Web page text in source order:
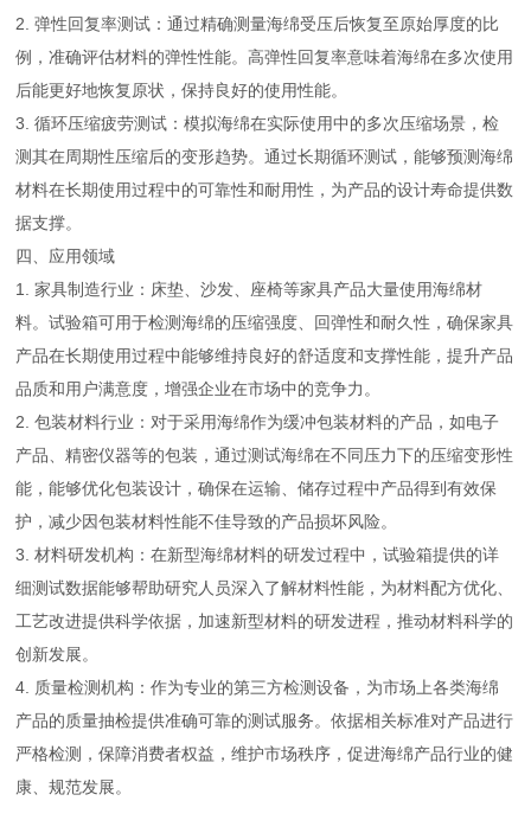
2. 弹性回复率测试：通过精确测量海绵受压后恢复至原始厚度的比
例，准确评估材料的弹性性能。高弹性回复率意味着海绵在多次使用
后能更好地恢复原状，保持良好的使用性能。
3. 循环压缩疲劳测试：模拟海绵在实际使用中的多次压缩场景，检
测其在周期性压缩后的变形趋势。通过长期循环测试，能够预测海绵
材料在长期使用过程中的可靠性和耐用性，为产品的设计寿命提供数
据支撑。
四、应用领域
1. 家具制造行业：床垫、沙发、座椅等家具产品大量使用海绵材
料。试验箱可用于检测海绵的压缩强度、回弹性和耐久性，确保家具
产品在长期使用过程中能够维持良好的舒适度和支撑性能，提升产品
品质和用户满意度，增强企业在市场中的竞争力。
2. 包装材料行业：对于采用海绵作为缓冲包装材料的产品，如电子
产品、精密仪器等的包装，通过测试海绵在不同压力下的压缩变形性
能，能够优化包装设计，确保在运输、储存过程中产品得到有效保
护，减少因包装材料性能不佳导致的产品损坏风险。
3. 材料研发机构：在新型海绵材料的研发过程中，试验箱提供的详
细测试数据能够帮助研究人员深入了解材料性能，为材料配方优化、
工艺改进提供科学依据，加速新型材料的研发进程，推动材料科学的
创新发展。
4. 质量检测机构：作为专业的第三方检测设备，为市场上各类海绵
产品的质量抽检提供准确可靠的测试服务。依据相关标准对产品进行
严格检测，保障消费者权益，维护市场秩序，促进海绵产品行业的健
康、规范发展。